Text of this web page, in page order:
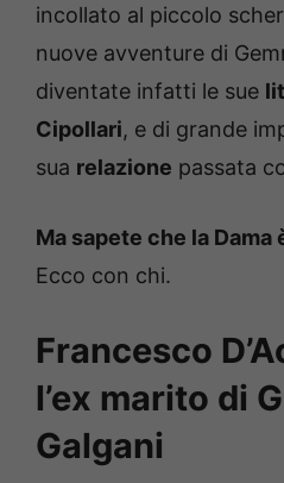
incollato al piccolo
nuove avventure di
diventate infatti le sue
Cipollari, e di grande
sua relazione passata
Ma sapete che la Dama
Ecco con chi.
Francesco
l’ex marito di
Galgani